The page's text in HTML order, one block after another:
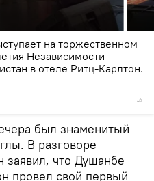
на торжественном
Независимости
в отеле Ритц-Карлтон.
был знаменитый
В разговоре
заявил, что Душанбе
провел свой первый